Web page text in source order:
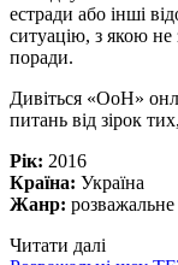
естради або інші
ситуацію, з якою
поради.
Дивіться «ОоН»
питань від зірок
Рік: 2016
Країна: Україна
Жанр:
Читати далі